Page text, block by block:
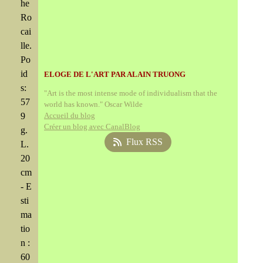
he
Ro
cai
lle.
Po
id
s:
57
9
g.
L.
20
cm
- E
sti
ma
tio
n :
60
ELOGE DE L'ART PAR ALAIN TRUONG
"Art is the most intense mode of individualism that the
world has known." Oscar Wilde
Accueil du blog
Créer un blog avec CanalBlog
Flux RSS